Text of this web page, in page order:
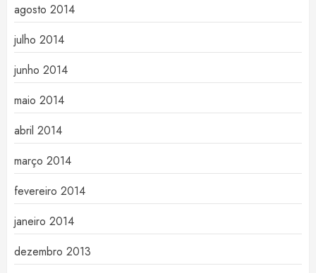
agosto 2014
julho 2014
junho 2014
maio 2014
abril 2014
março 2014
fevereiro 2014
janeiro 2014
dezembro 2013